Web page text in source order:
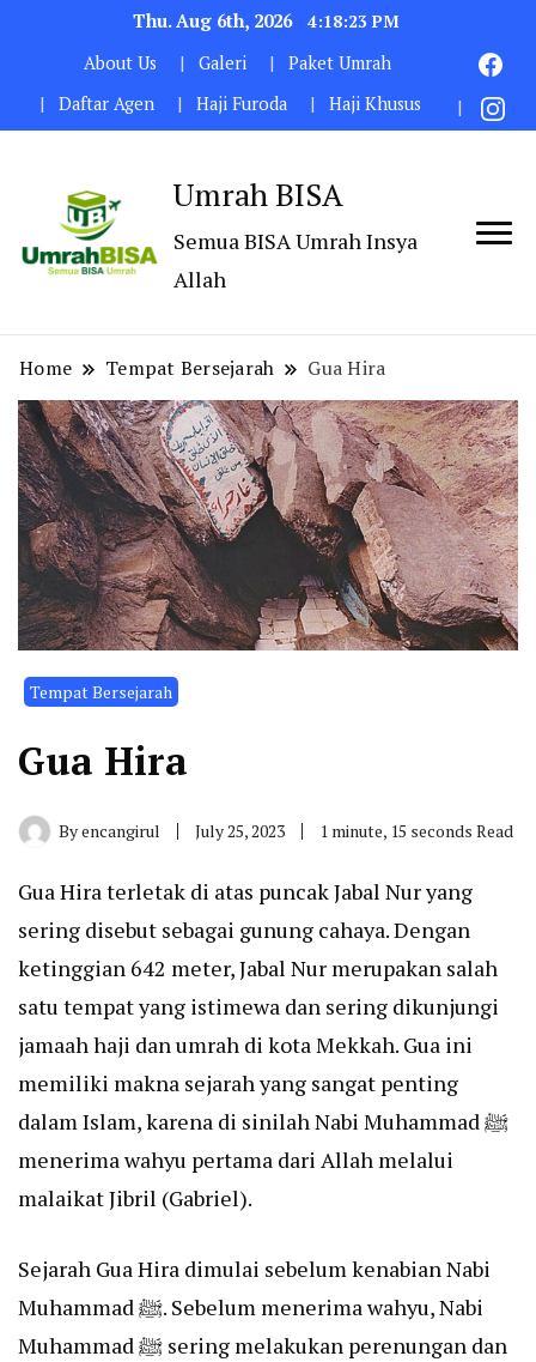
Thu. Aug 6th, 2026
4:18:24 PM
About Us
Galeri
Paket Umrah
Daftar Agen
Haji Furoda Haji Khusus
Umrah BISA
Semua BISA Umrah Insya
Allah
Home Tempat Bersejarah Gua Hira
Tempat Bersejarah
Gua Hira
Byencangirul July 25, 2023 1 minute, 15 seconds Read
Gua Hira terletak di atas puncak Jabal Nur yang
sering disebut sebagai gunung cahaya. Dengan
ketinggian 642 meter, Jabal Nur merupakan salah
satu tempat yang istimewa dan sering dikunjungi
jamaah haji dan umrah di kota Mekkah. Gua ini
memiliki makna sejarah yang sangat penting
dalam Islam, karena di sinilah Nabi Muhammad ﷺ
menerima wahyu pertama dari Allah melalui
malaikat Jibril (Gabriel).
Sejarah Gua Hira dimulai sebelum kenabian Nabi
Muhammad ﷺ. Sebelum menerima wahyu, Nabi
Muhammad ﷺ sering melakukan perenungan dan